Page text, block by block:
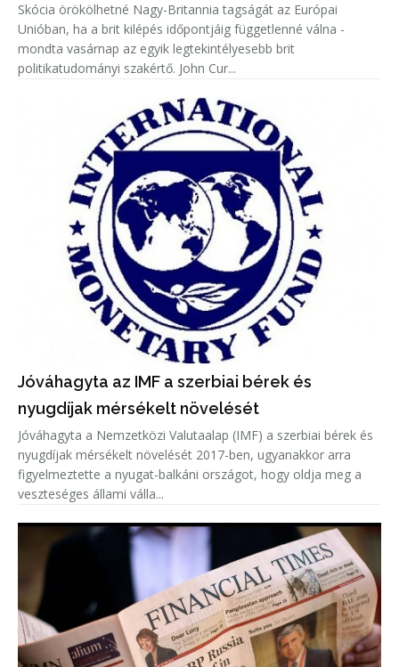
Skócia örökölhetné Nagy-Britannia tagságát az Európai
Unióban, ha a brit kilépés időpontjáig függetlenné válna -
mondta vasárnap az egyik legtekintélyesebb brit
politikatudományi szakértő. John Cur...
Jóváhagyta az IMF a szerbiai bérek és
nyugdíjak mérsékelt növelését
Jóváhagyta a Nemzetközi Valutaalap (IMF) a szerbiai bérek és
nyugdíjak mérsékelt növelését 2017-ben, ugyanakkor arra
figyelmeztette a nyugat-balkáni országot, hogy oldja meg a
veszteséges állami válla...